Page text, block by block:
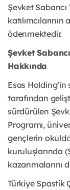
Şevket
ödenmektedir.
Şevket
Hakkında
Esas Holding’in
tarafından
sürdürülen
Programı,
gençlerin
kuruluşlarında
kazanmalarını
Türkiye Spastik